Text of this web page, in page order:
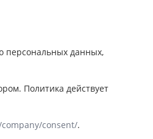
персональных данных,
Политика действует
consent/.